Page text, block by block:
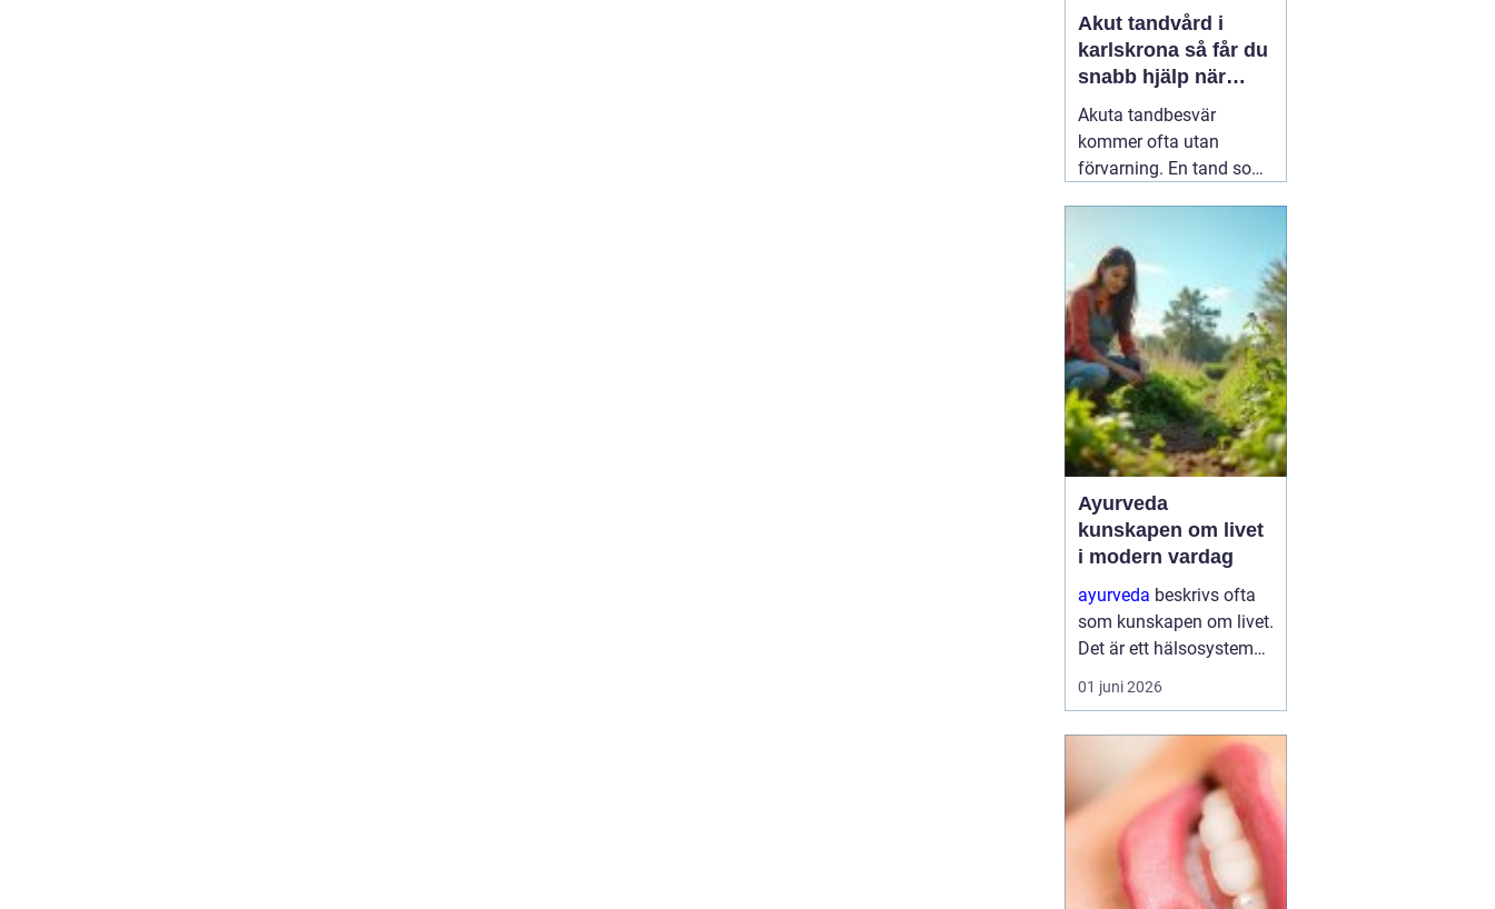
Akut tandvård i
karlskrona så får du
snabb hjälp när
tanden krisar
Akuta tandbesvär
kommer ofta utan
förvarning. En tand som
du knappt kan sova. En
fyllning kan lossna
lagom till helgen, eller en
tand kan skadas vid en
olycka. I sådana lägen
söker många på04 juni
2026
Ayurveda
kunskapen om livet
i modern vardag
ayurveda beskrivs ofta
som kunskapen om livet.
Det är ett hälsosystem
som betonar balans,
helhet och samspelet
omgivning. I stället för
att bara fokusera på
symtom försöker
ayurve...
01 juni 2026